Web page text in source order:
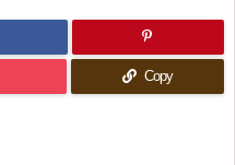
Copy